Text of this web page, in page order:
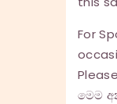
For
මෙම